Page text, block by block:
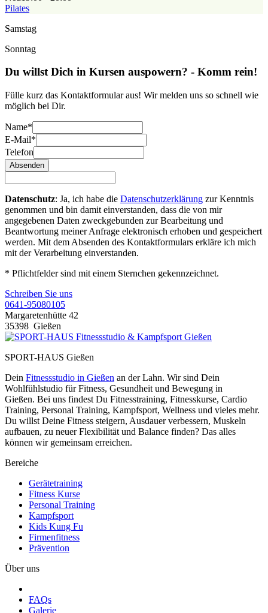
Pilates
Samstag
Sonntag
Du willst Dich in Kursen auspowern? - Komm rein!
Fülle kurz das Kontaktformular aus! Wir melden uns so schnell wie
möglich bei Dir.
Name*
E-Mail*
Telefon
Absenden
Datenschutz: Ja, ich habe die Datenschutzerklärung zur Kenntnis
genommen und bin damit einverstanden, dass die von mir
angegebenen Daten zweckgebunden zur Bearbeitung und
Beantwortung meiner Anfrage elektronisch erhoben und gespeichert
werden. Mit dem Absenden des Kontaktformulars erkläre ich mich
mit der Verarbeitung einverstanden.
* Pflichtfelder sind mit einem Sternchen gekennzeichnet.
Schreiben Sie uns
0641-95080105
Margaretenhütte 42
35398 Gießen
SPORT-HAUS Gießen
Dein Fitnessstudio in Gießen an der Lahn. Wir sind Dein
Wohlfühlstudio für Fitness, Gesundheit und Bewegung in
Gießen. Bei uns findest Du Fitnesstraining, Fitnesskurse, Cardio
Training, Personal Training, Kampfsport, Wellness und vieles mehr.
Du willst Deine Fitness steigern, Ausdauer verbessern, Muskeln
aufbauen, zu neuer Flexibilität und Balance finden? Das alles
können wir gemeinsam erreichen.
Bereiche
Gerätetraining
Fitness Kurse
Personal Training
Kampfsport
Kids Kung Fu
Firmenfitness
Prävention
Über uns
FAQs
Galerie